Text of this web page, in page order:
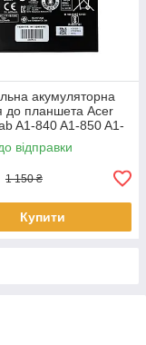
акумуляторна
до планшета Acer
A1-840 A1-850 A1-
8 B1-810 B1-820 B1-
відправки
1 150 ₴
Купити